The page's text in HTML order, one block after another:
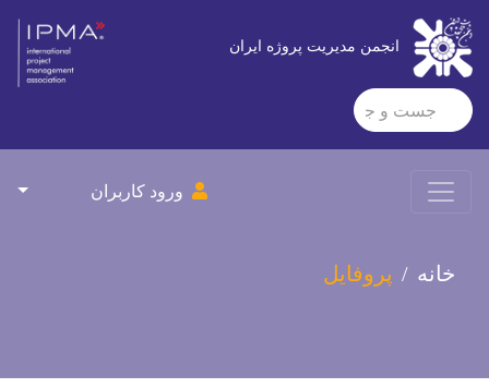
انجمن مدیریت پروژه ایران
ورود کاربران
خانه پروفایل